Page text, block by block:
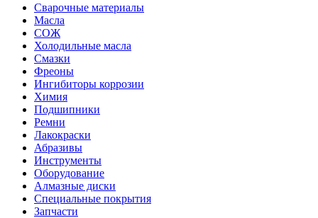
Сварочные материалы
Масла
СОЖ
Холодильные масла
Смазки
Фреоны
Ингибиторы коррозии
Химия
Подшипники
Ремни
Лакокраски
Абразивы
Инструменты
Оборудование
Алмазные диски
Специальные покрытия
Запчасти